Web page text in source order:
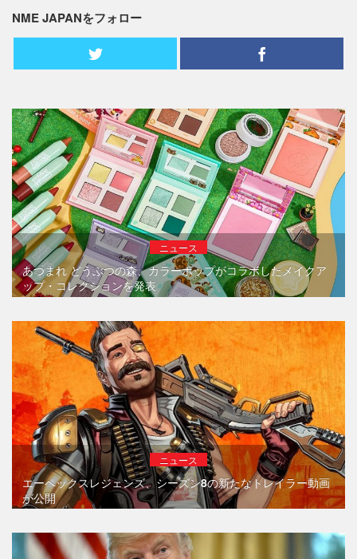
NME JAPANをフォロー
ニュース
あつまれ どうぶつの森、カラーポップがコラボしたメイクア
ップ・コレクションを発表
ニュース
エーペックスレジェンズ、シーズン8の新たなトレイラー動画
が公開